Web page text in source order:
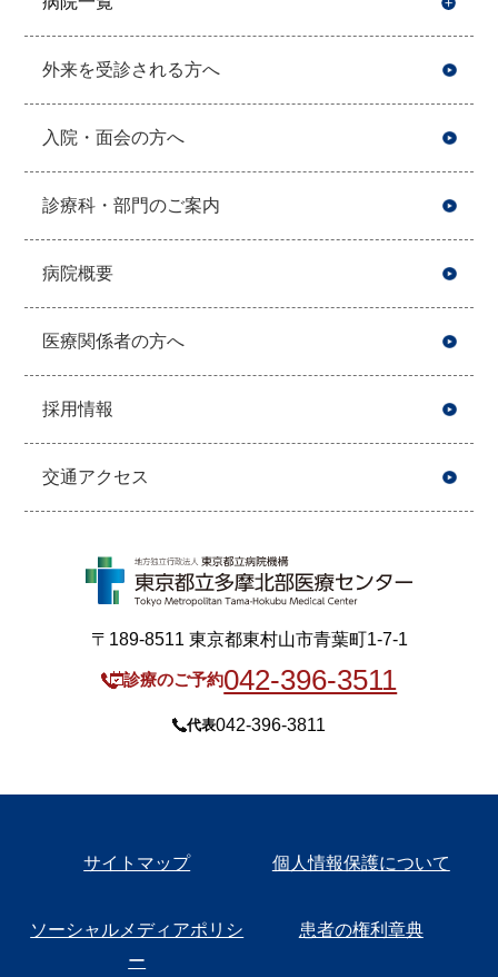
外来を受診される方へ
入院・面会の方へ
診療科・部門のご案内
病院概要
医療関係者の方へ
採用情報
交通アクセス
〒189-8511 東京都東村山市青葉町1-7-1
診療のご予約042-396-3511
代表042-396-3811
サイトマップ 個人情報保護について
ソーシャルメディアポリシ
ー
患者の権利章典